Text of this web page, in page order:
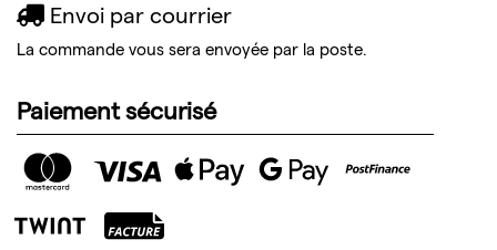
Envoi par courrier
La commande vous sera envoyée par la poste.
Paiement sécurisé